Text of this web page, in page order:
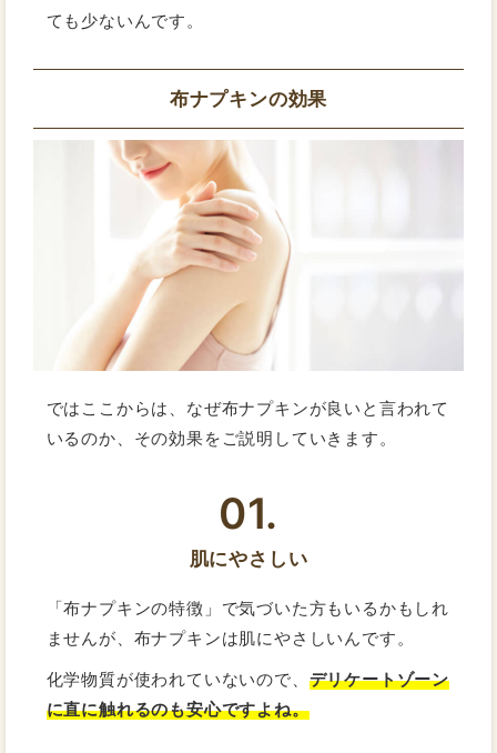
ても少ないんです。
布ナプキンの効果
ではここからは、なぜ布ナプキンが良いと言われて
いるのか、その効果をご説明していきます。
01.
肌にやさしい
「布ナプキンの特徴」で気づいた方もいるかもしれ
ませんが、布ナプキンは肌にやさしいんです。
化学物質が使われていないので、 デリケートゾーン
に直に触れるのも安心ですよね。